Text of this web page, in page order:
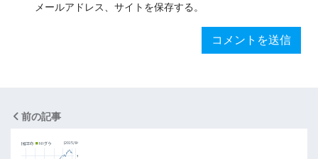
メールアドレス、サイトを保存する。
前の記事